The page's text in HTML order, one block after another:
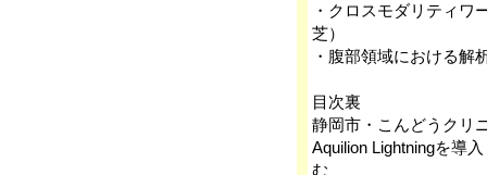
・クロスモダリティワ
芝）
・腹部領域における解
目次裏
静岡市・こんどうクリ
Aquilion Lightningを導
む